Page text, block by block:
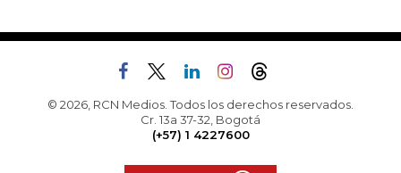
© 2026, RCN Medios. Todos los derechos reservados.
Cr. 13a 37-32, Bogotá
(+57) 1 4227600